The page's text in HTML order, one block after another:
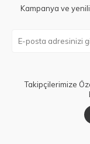
Kampanya ve
Takipçilerimize